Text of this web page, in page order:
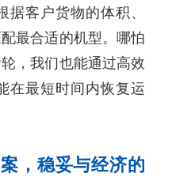
客户货物的体积、
最合适的机型。哪怕
，我们也能通过高效
在最短时间内恢复运
，稳妥与经济的